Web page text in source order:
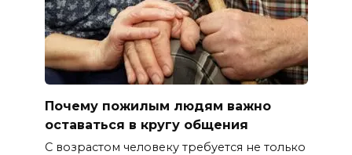
Почему пожилым людям важно
оставаться в кругу общения
С возрастом человеку требуется не только